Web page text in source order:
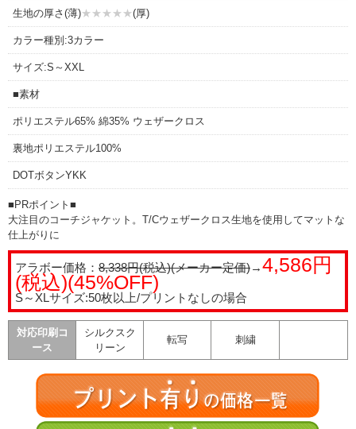
生地の厚さ(薄)★★★★★(厚)
カラー種別:3カラー
サイズ:S～XXL
■素材
ポリエステル65% 綿35% ウェザークロス
裏地ポリエステル100%
DOTボタンYKK
■PRポイント■
大注目のコーチジャケット。T/Cウェザークロス生地を使用してマットな
仕上がりに
アラボー価格： 8,338円(税込)(メーカー定価)→4,586円
(税込)(45%OFF)
S～XLサイズ:50枚以上/プリントなしの場合
対応印刷コ
ース
シルクスク
リーン
転写 刺繍